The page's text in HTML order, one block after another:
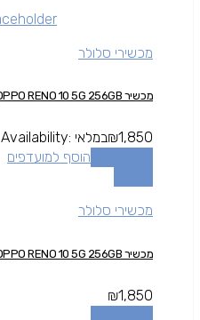
מכשירי סלולר
מכשיר OPPO RENO 10 5G 256GB רשמי
₪1,850
Availability: במלאי
הוסף למועדפים
מכשירי סלולר
מכשיר OPPO RENO 10 5G 256GB רשמי
₪1,850